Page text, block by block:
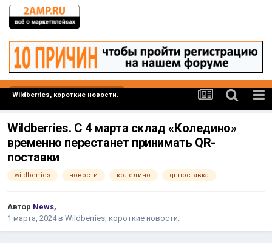
Wildberries, короткие новости.
Wildberries. С 4 марта склад «Коледино»
временно перестанет принимать QR-
поставки
wildberries новости коледино qr-поставка
Автор News,
1 марта, 2024в Wildberries, короткие новости.